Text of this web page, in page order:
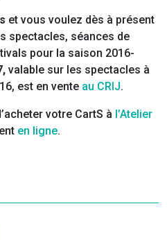
et vous voulez dès à présent
spectacles, séances de
pour la saison 2016-
valable sur les spectacles à
est en vente au CRIJ.
votre CartS à l’Atelier
en ligne.